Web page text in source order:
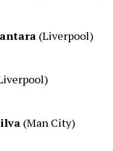
(Liverpool)
(Man City)